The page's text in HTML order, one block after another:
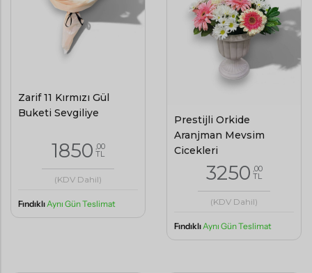
Zarif 11 Kırmızı Gül
Buketi Sevgiliye
1850 ,00
TL
(KDV Dahil)
FındıklıAynı Gün Teslimat
Prestijli Orkide
Aranjman Mevsim
Çiçekleri
3250 ,00
TL
(KDV Dahil)
Fındıklı Aynı Gün Teslimat